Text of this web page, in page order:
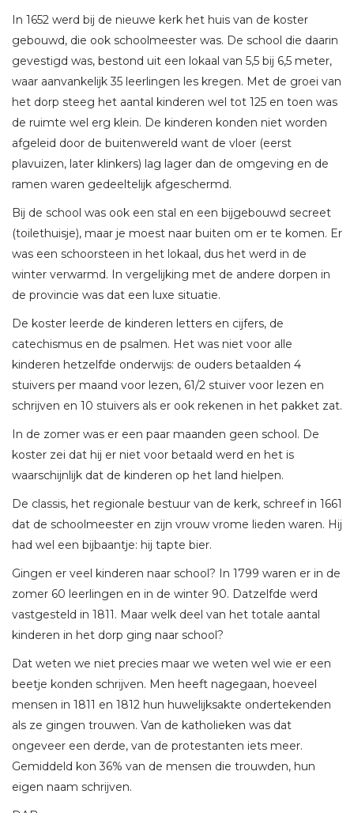
In 1652 werd bij de nieuwe kerk het huis van de koster
gebouwd, die ook schoolmeester was. De school die daarin
gevestigd was, bestond uit een lokaal van 5,5 bij 6,5 meter,
waar aanvankelijk 35 leerlingen les kregen. Met de groei van
het dorp steeg het aantal kinderen wel tot 125 en toen was
de ruimte wel erg klein. De kinderen konden niet worden
afgeleid door de buitenwereld want de vloer (eerst
plavuizen, later klinkers) lag lager dan de omgeving en de
ramen waren gedeeltelijk afgeschermd.
Bij de school was ook een stal en een bijgebouwd secreet
(toilethuisje), maar je moest naar buiten om er te komen. Er
was een schoorsteen in het lokaal, dus het werd in de
winter verwarmd. In vergelijking met de andere dorpen in
de provincie was dat een luxe situatie.
De koster leerde de kinderen letters en cijfers, de
catechismus en de psalmen. Het was niet voor alle
kinderen hetzelfde onderwijs: de ouders betaalden 4
stuivers per maand voor lezen, 61/2 stuiver voor lezen en
schrijven en 10 stuivers als er ook rekenen in het pakket zat.
In de zomer was er een paar maanden geen school. De
koster zei dat hij er niet voor betaald werd en het is
waarschijnlijk dat de kinderen op het land hielpen.
De classis, het regionale bestuur van de kerk, schreef in 1661
dat de schoolmeester en zijn vrouw vrome lieden waren. Hij
had wel een bijbaantje: hij tapte bier.
Gingen er veel kinderen naar school? In 1799 waren er in de
zomer 60 leerlingen en in de winter 90. Datzelfde werd
vastgesteld in 1811. Maar welk deel van het totale aantal
kinderen in het dorp ging naar school?
Dat weten we niet precies maar we weten wel wie er een
beetje konden schrijven. Men heeft nagegaan, hoeveel
mensen in 1811 en 1812 hun huwelijksakte ondertekenden
als ze gingen trouwen. Van de katholieken was dat
ongeveer een derde, van de protestanten iets meer.
Gemiddeld kon 36% van de mensen die trouwden, hun
eigen naam schrijven.